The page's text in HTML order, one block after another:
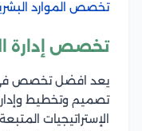
تخصص الموارد
تخصص إدارة
يعد افضل تخصص في
تصميم وتخطيط
الإستراتيجيات